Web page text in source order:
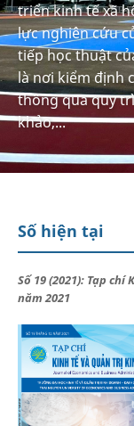
triển kinh tế xã
lực nghiên cứu
tiếp học thuật
là nơi kiểm định
thông qua quy
khảo,...
Số hiện tại
Số 19 (2021): Tạp
năm 2021